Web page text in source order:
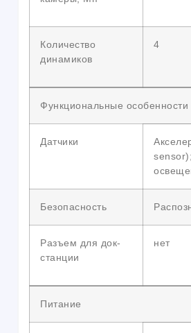
Количество
динамиков
4
Функциональные особенности
Датчики
Безопасность
Разъем для док-
станции
нет
Питание